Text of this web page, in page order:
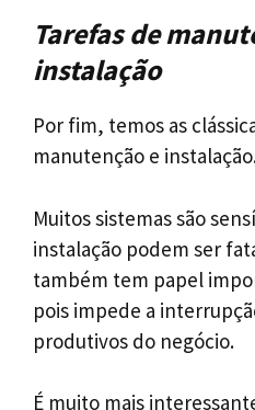
Tarefas de
instalação
Por fim, temos as
manutenção e
Muitos sistemas são
instalação podem ser
também tem papel
pois impede a
produtivos do negócio.
É muito mais